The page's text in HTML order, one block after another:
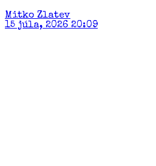
Mitko Zlatev
15 júla, 2026 20:09